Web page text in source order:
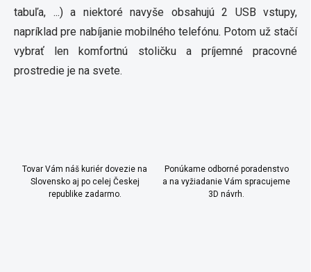
tabuľa, ...) a niektoré navyše obsahujú 2 USB vstupy,
napríklad pre nabíjanie mobilného telefónu. Potom už stačí
vybrať len komfortnú stoličku a príjemné pracovné
prostredie je na svete.
Tovar Vám náš kuriér dovezie na
Slovensko aj po celej Českej
republike zadarmo.
Ponúkame odborné poradenstvo
a na vyžiadanie Vám spracujeme
3D návrh.